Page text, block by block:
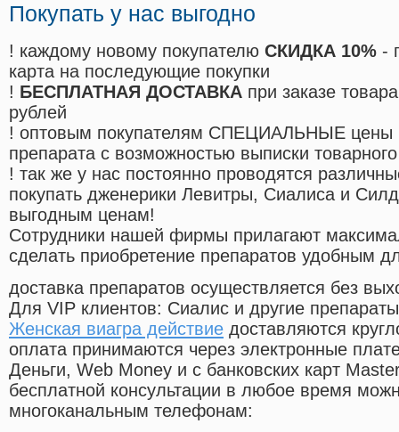
Покупать у нас выгодно
! каждому новому покупателю СКИДКА 10% -
карта на последующие покупки
! БЕСПЛАТНАЯ ДОСТАВКА при заказе
рублей
! оптовым покупателям СПЕЦИАЛЬНЫЕ цены
препарата с возможностью выписки
! так же у нас постоянно проводятся
покупать дженерики Левитры, Сиалиса и
выгодным ценам!
Cотрудники нашей фирмы прилагают
сделать приобретение препаратов удобным
доставка препаратов осуществляется без
Для VIP клиентов: Сиалис и другие
Женская виагра действие доставляются
оплата принимаются через электронные
Деньги, Web Money и с банковских карт
бесплатной консультации в любое время
многоканальным телефонам: